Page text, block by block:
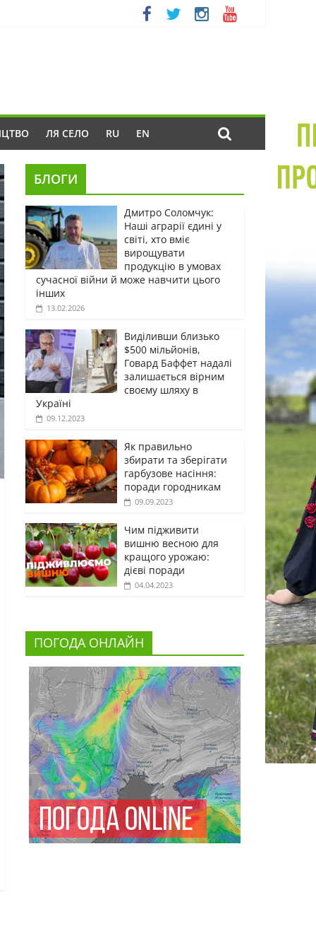
ЛЯ СЕЛО RU EN
БЛОГИ
Дмитро Соломчук:
Наші аграрії єдині у
світі, хто вміє
вирощувати
продукцію в умовах
сучасної війни й може навчити цього
інших
13.02.2026
Виділивши близько
$500 мільйонів,
Говард Баффет надалі
залишається вірним
своєму шляху в
Україні
09.12.2023
Як правильно
збирати та зберігати
гарбузове насіння:
поради городникам
09.09.2023
Чим підживити
вишню весною для
кращого урожаю:
дієві поради
04.04.2023
ПОГОДА ОНЛАЙН